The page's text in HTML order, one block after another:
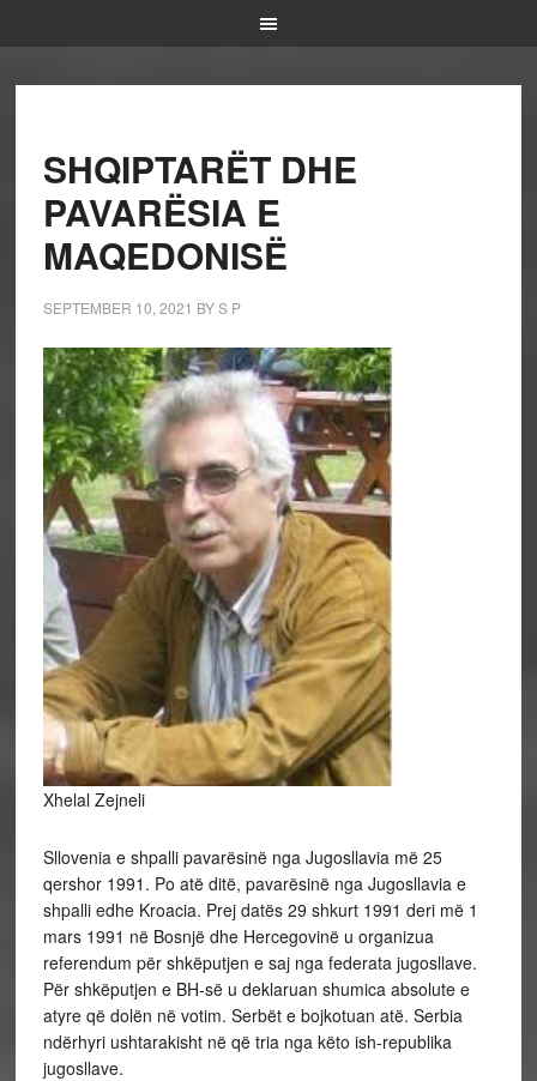
SHQIPTARËT DHE
PAVARËSIA E
MAQEDONISË
SEPTEMBER 10, 2021 BYS P
Xhelal Zejneli
Sllovenia e shpalli pavarësinë nga Jugosllavia më 25
qershor 1991. Po atë ditë, pavarësinë nga Jugosllavia e
shpalli edhe Kroacia. Prej datës 29 shkurt 1991 deri më 1
mars 1991 në Bosnjë dhe Hercegovinë u organizua
referendum për shkëputjen e saj nga federata jugosllave.
Për shkëputjen e BH-së u deklaruan shumica absolute e
atyre që dolën në votim. Serbët e bojkotuan atë. Serbia
ndërhyri ushtarakisht në që tria nga këto ish-republika
jugosllave.